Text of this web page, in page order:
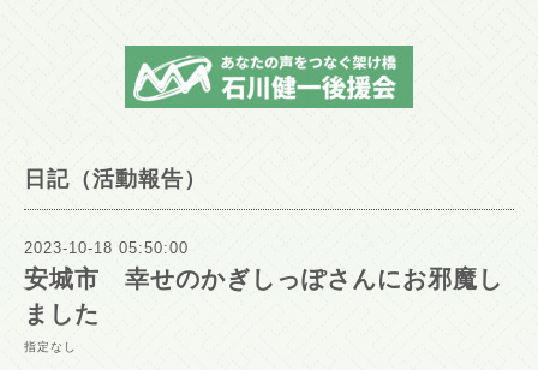
日記（活動報告）
2023-10-18 05:50:00
安城市 幸せのかぎしっぽさんにお邪魔し
ました
指定なし